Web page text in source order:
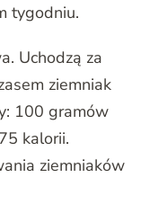
tygodniu.
Uchodzą za
ziemniak
100 gramów
kalorii.
ziemniaków